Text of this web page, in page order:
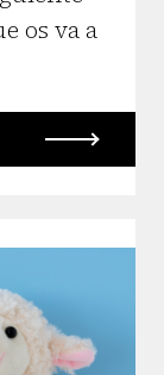
os va a